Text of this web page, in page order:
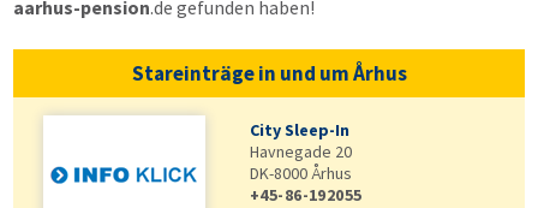
aarhus-pension.de gefunden haben!
Stareinträge in und um Århus
City Sleep-In
Havnegade 20
DK-8000Århus
+45-86-192055